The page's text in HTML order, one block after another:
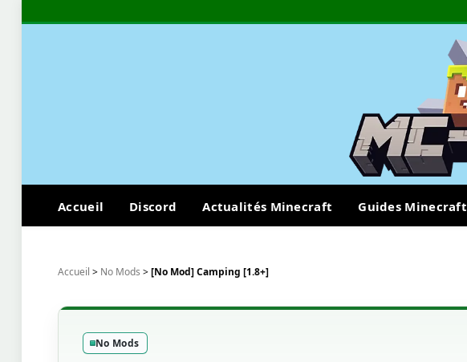
Accueil Discord Actualités Minecraft Guides Minecraft
Accueil > No Mods >[No Mod] Camping [1.8+]
No Mods